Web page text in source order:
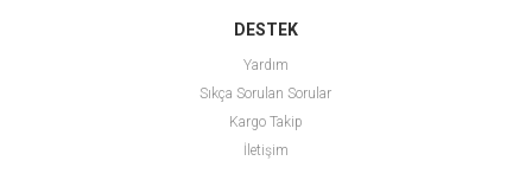
DESTEK
Yardım
Sıkça Sorulan Sorular
Kargo Takip
İletişim